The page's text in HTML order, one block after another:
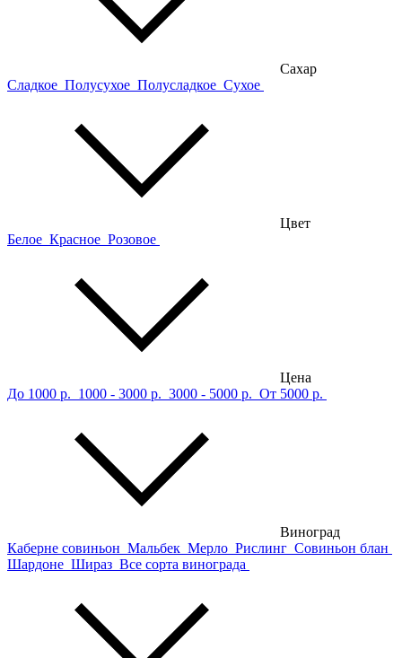
Сахар
Сладкое Полусухое Полусладкое Сухое
Цвет
Белое Красное Розовое
Цена
До 1000 р. 1000 - 3000 р. 3000 - 5000 р. От 5000 р.
Виноград
Каберне совиньон Мальбек Мерло Рислинг Совиньон блан
Шардоне Шираз Все сорта винограда